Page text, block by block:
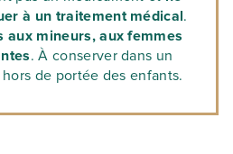
à un traitement médical.
aux mineurs, aux femmes
. À conserver dans un
de portée des enfants.